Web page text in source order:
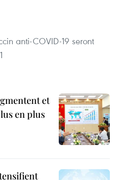
anti-COVID-19 seront
et
en plus